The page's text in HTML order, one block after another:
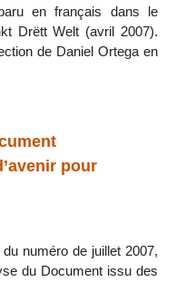
en français dans le
Drëtt Welt (avril 2007).
de Daniel Ortega en
pour
numéro de juillet 2007,
du Document issu des